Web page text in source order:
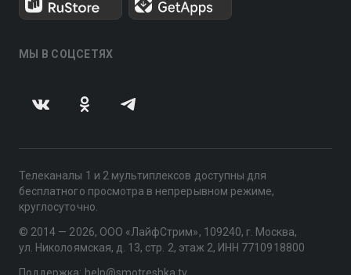
МЫ В СОЦСЕТЯХ
Телеканалы 1 и 2 мультиплексов доступны для
бесплатного просмотра в непрерывном режиме,
круглосуточно.
© 2014 — 2026, ООО «ЛайфСтрим», 109240, г. Москва,
ул. Николоямская, д. 13, стр. 2, этаж 2, ИНН 7710918800